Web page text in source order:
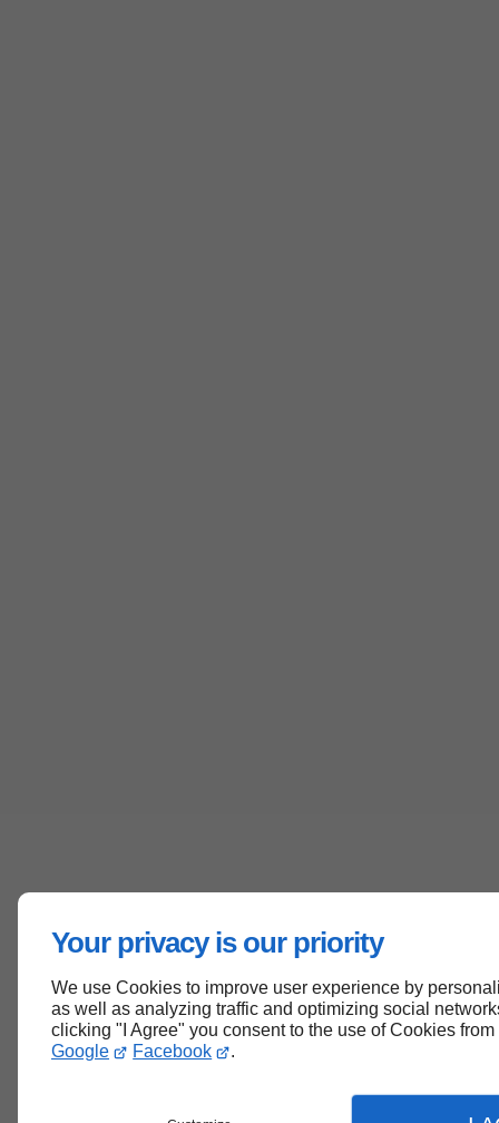
Your privacy is our priority
We use Cookies to improve user experience by
as well as analyzing traffic and optimizing social
clicking "I Agree" you consent to the use of Cookies
Google
Facebook .